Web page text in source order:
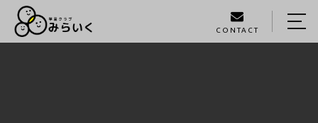
CONTACT
HOME